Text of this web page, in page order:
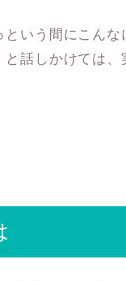
いう間にこん
話しかけては